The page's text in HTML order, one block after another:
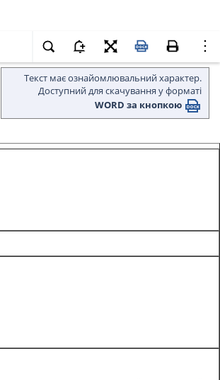
Текст має ознайомлювальний характер.
Доступний для скачування у форматі
WORD за кнопкою